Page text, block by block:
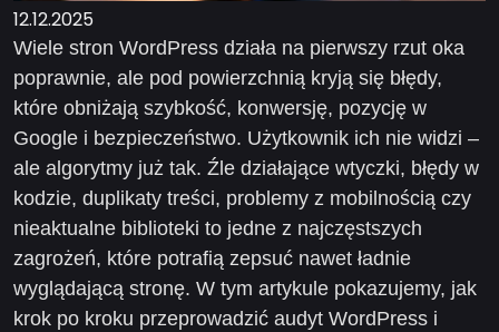
12.12.2025
Wiele stron WordPress działa na pierwszy rzut oka
poprawnie, ale pod powierzchnią kryją się błędy,
które obniżają szybkość, konwersję, pozycję w
Google i bezpieczeństwo. Użytkownik ich nie widzi –
ale algorytmy już tak. Źle działające wtyczki, błędy w
kodzie, duplikaty treści, problemy z mobilnością czy
nieaktualne biblioteki to jedne z najczęstszych
zagrożeń, które potrafią zepsuć nawet ładnie
wyglądającą stronę. W tym artykule pokazujemy, jak
krok po kroku przeprowadzić audyt WordPress i